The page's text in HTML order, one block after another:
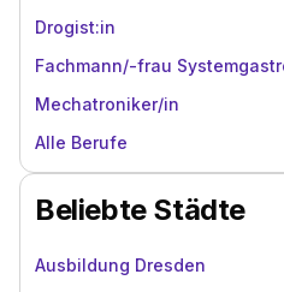
Drogist:in
Fachmann/-frau
Mechatroniker/in
Alle Berufe
Beliebte Städte
Ausbildung Dresden